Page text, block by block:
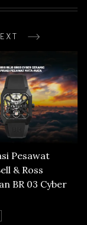
Pesawat
& Ross
BR 03 Cyber